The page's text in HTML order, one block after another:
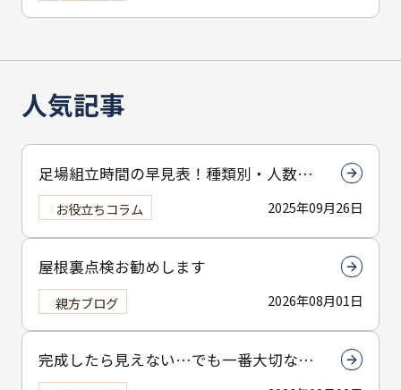
人気記事
足場組立時間の早見表！種類別・人数別
で組立時間を解説
2025年09月26日
お役立ちコラム
屋根裏点検お勧めします
2026年08月01日
親方ブログ
完成したら見えない…でも一番大切なん
は下塗りです